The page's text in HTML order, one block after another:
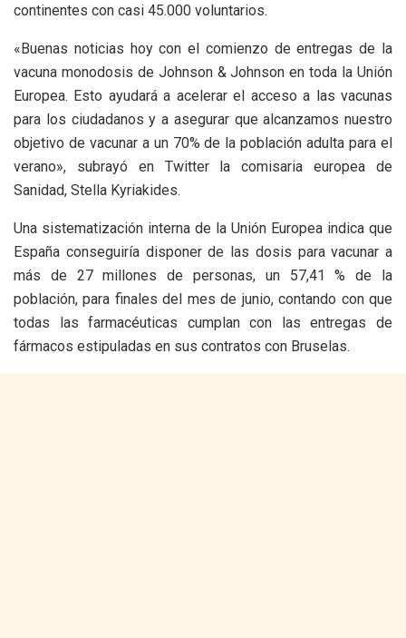
continentes con casi 45.000 voluntarios.
«Buenas noticias hoy con el comienzo de entregas de la
vacuna monodosis de Johnson & Johnson en toda la Unión
Europea. Esto ayudará a acelerar el acceso a las vacunas
para los ciudadanos y a asegurar que alcanzamos nuestro
objetivo de vacunar a un 70% de la población adulta para el
verano», subrayó en Twitter la comisaria europea de
Sanidad, Stella Kyriakides.
Una sistematización interna de la Unión Europea indica que
España conseguiría disponer de las dosis para vacunar a
más de 27 millones de personas, un 57,41 % de la
población, para finales del mes de junio, contando con que
todas las farmacéuticas cumplan con las entregas de
fármacos estipuladas en sus contratos con Bruselas.